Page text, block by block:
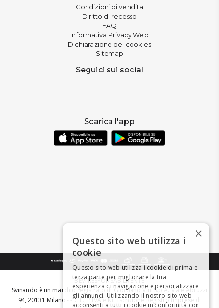
Condizioni di vendita
Diritto di recesso
FAQ
Informativa Privacy Web
Dichiarazione dei cookies
Sitemap
Seguici sui social
Scarica l'app
BEVI RESPONSABILMENTE
Svinando è un marchio registrato di Giordano Vini S.p.A. Viale Abruzzi
94, 20131 Milano - - C.F., P.IVA e Nr. Iscrizione Registro Imprese di
×
Questo sito web utilizza i
cookie
Questo sito web utilizza i cookie di prima e
terza parte per migliorare la tua
esperienza di navigazione e personalizzare
gli annunci. Utilizzando il nostro sito web
acconsenti a tutti i cookie in conformità con